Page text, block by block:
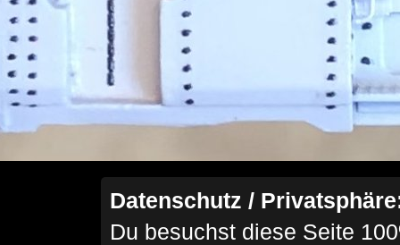
Datenschutz /
Du besuchst diese Seite